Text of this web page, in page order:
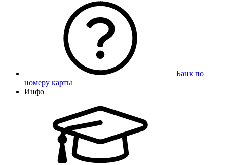
Банк по
номеру карты
Инфо